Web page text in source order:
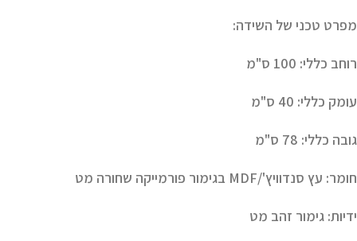
מפרט טכני של השידה:
רוחב כללי:
עומק כללי:
גובה כללי:
חומר: עץ סנדוויץ'/MDF בגימור פורמייקה שחורה מט
ידיות: גימור זהב מט